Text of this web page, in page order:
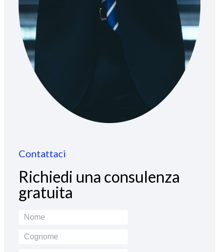
Contattaci
Richiedi una consulenza
gratuita